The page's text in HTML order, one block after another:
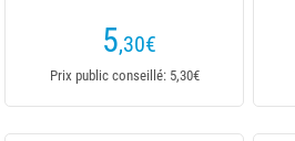
5,30€
Prix public conseillé: 5,30€